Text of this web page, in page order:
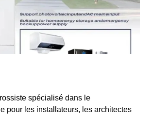
spécialisé dans le
pour les installateurs, les architectes